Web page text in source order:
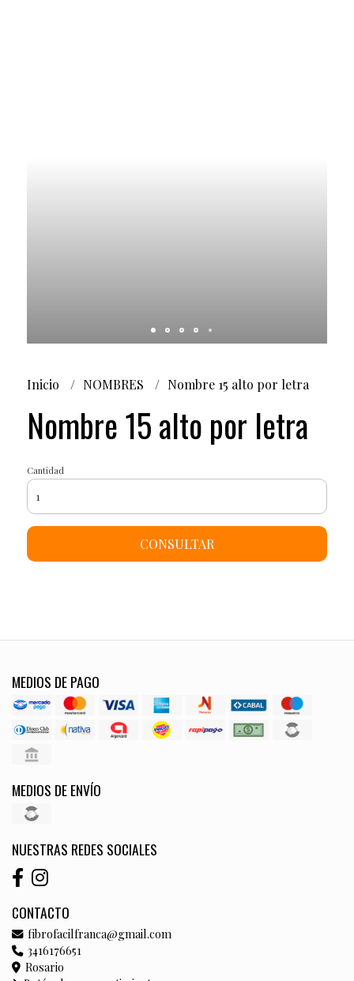
Inicio NOMBRES Nombre 15 alto por letra
Nombre 15 alto por letra
Cantidad
CONSULTAR
MEDIOS DE PAGO
MEDIOS DE ENVÍO
NUESTRAS REDES SOCIALES
CONTACTO
fibrofacilfranca@gmail.com
3416176651
Rosario